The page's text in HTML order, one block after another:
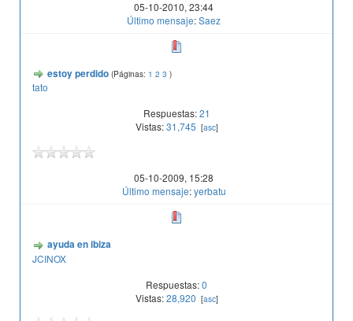
05-10-2010, 23:44
Último mensaje:Saez
estoy perdido (Páginas: 1 2 3 )
tato
Respuestas:21
Vistas:31,745 [asc]
05-10-2009, 15:28
Último mensaje:yerbatu
ayuda en ibiza
JCINOX
Respuestas:0
Vistas:28,920 [asc]